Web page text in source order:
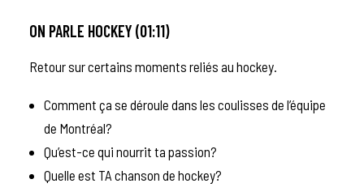
ON PARLE HOCKEY (01:11)
Retour sur certains moments reliés au hockey.
Comment ça se déroule dans les coulisses de l’équipe
de Montréal?
Qu’est-ce qui nourrit ta passion?
Quelle est TA chanson de hockey?